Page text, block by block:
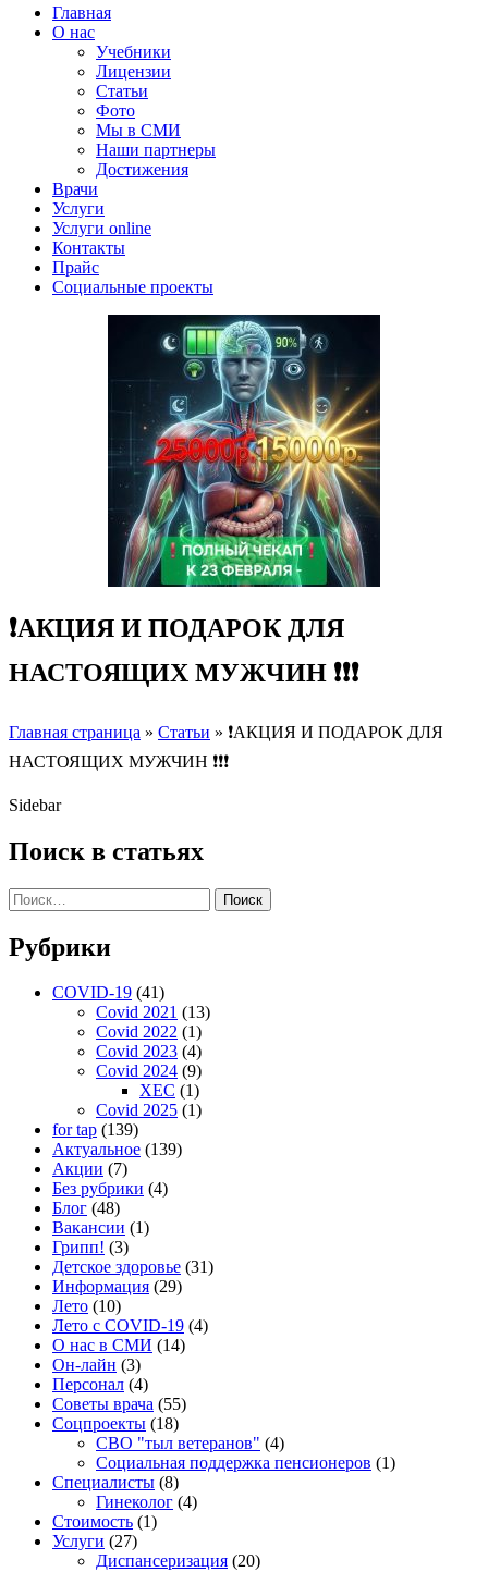
Главная
О нас
Учебники
Лицензии
Статьи
Фото
Мы в СМИ
Наши партнеры
Достижения
Врачи
Услуги
Услуги online
Контакты
Прайс
Социальные проекты
❗️АКЦИЯ И ПОДАРОК ДЛЯ
НАСТОЯЩИХ МУЖЧИН ❗️❗️❗️
Главная страница » Статьи » ❗️АКЦИЯ И ПОДАРОК ДЛЯ
НАСТОЯЩИХ МУЖЧИН ❗️❗️❗️
Sidebar
Поиск в статьях
Поиск
Рубрики
COVID-19 (41)
Covid 2021 (13)
Covid 2022 (1)
Covid 2023 (4)
Covid 2024 (9)
XEC (1)
Covid 2025 (1)
for tap (139)
Актуальное (139)
Акции (7)
Без рубрики (4)
Блог (48)
Вакансии (1)
Грипп! (3)
Детское здоровье (31)
Информация (29)
Лето (10)
Лето с COVID-19 (4)
О нас в СМИ (14)
Он-лайн (3)
Персонал (4)
Советы врача (55)
Соцпроекты (18)
СВО "тыл ветеранов" (4)
Социальная поддержка пенсионеров (1)
Специалисты (8)
Гинеколог (4)
Стоимость (1)
Услуги (27)
Диспансеризация (20)